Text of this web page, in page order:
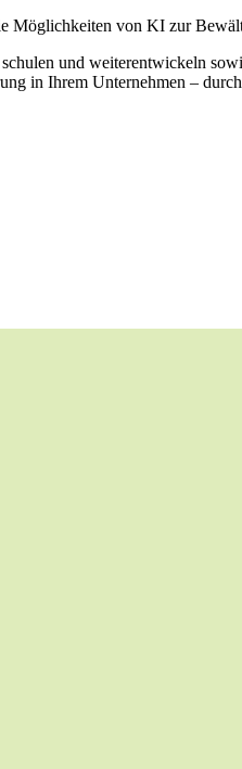
Möglichkeiten von KI zur
und weiterentwickeln
in Ihrem Unternehmen –